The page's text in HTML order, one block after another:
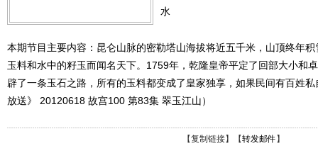
水
本期节目主要内容：昆仑山脉的密勒塔山海拔将近五千米，山顶终年
玉料和水中的籽玉而闻名天下。1759年，乾隆皇帝平定了回部大小和
辟了一条玉石之路，所有的玉料都变成了皇家独享，如果民间有百姓
放送》 20120618 故宫100 第83集 翠玉江山）
【复制链接】【转发邮件 】